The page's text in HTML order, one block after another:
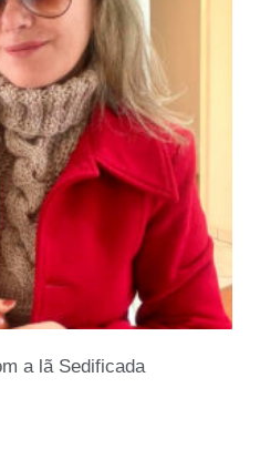
a lã Sedificada